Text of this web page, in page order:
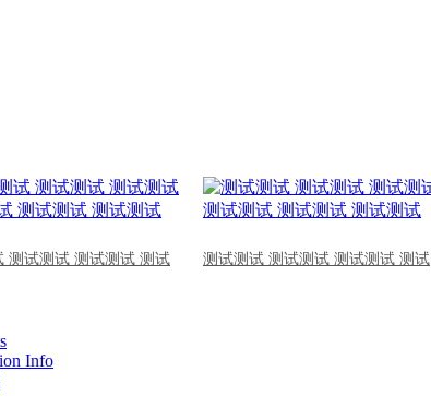
测试测试 测试测试 测试
测试测试 测试测试 测试测试 测试
Info